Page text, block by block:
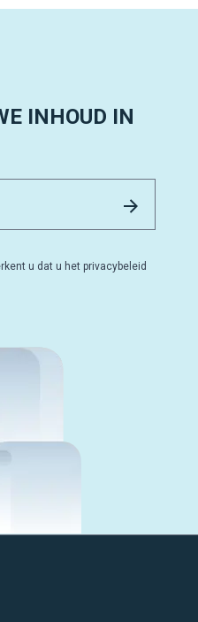
INHOUD IN
u dat u het privacybeleid